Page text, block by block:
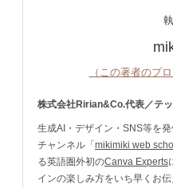
（この著者のプ
株式会社Ririan&Co.代表／テ
生成AI・デザイン・SNS等を
チャンネル「mikimiki web
る英語圏外初のCanva Experts
インの楽しみ方をいち早くお